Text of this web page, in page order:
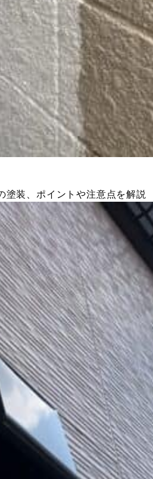
塗装、ポイントや注意点を解説